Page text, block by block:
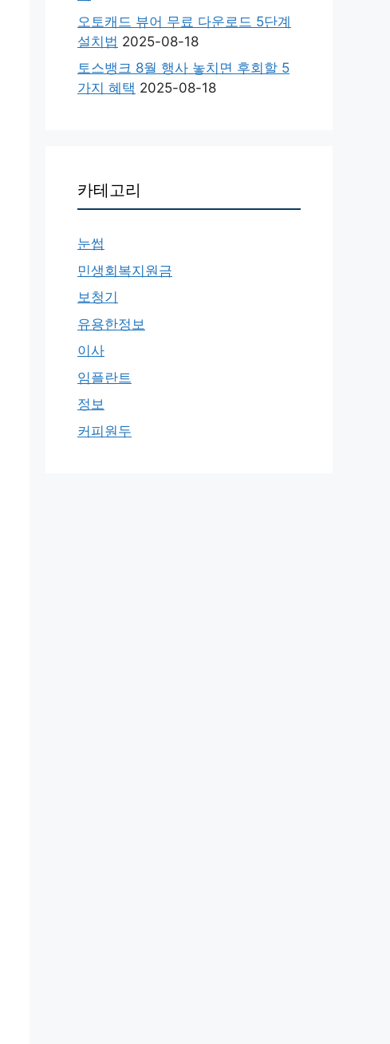
오토캐드 뷰어 무료 다운로드 5단계
설치법 2025-08-18
토스뱅크 8월 행사 놓치면 후회할 5
가지 혜택 2025-08-18
카테고리
눈썹
민생회복지원금
보청기
유용한정보
이사
임플란트
정보
커피원두